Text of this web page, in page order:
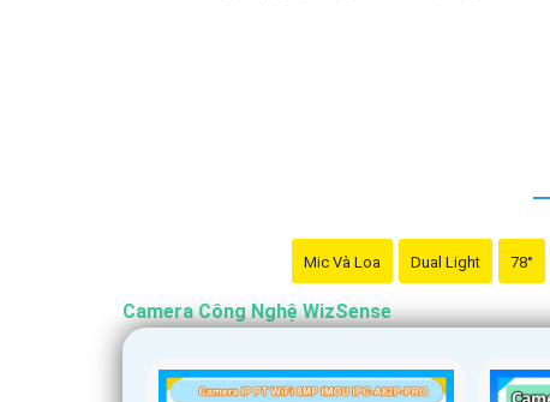
Mic Và Loa Dual Light 78°
Camera Công Nghệ WizSense